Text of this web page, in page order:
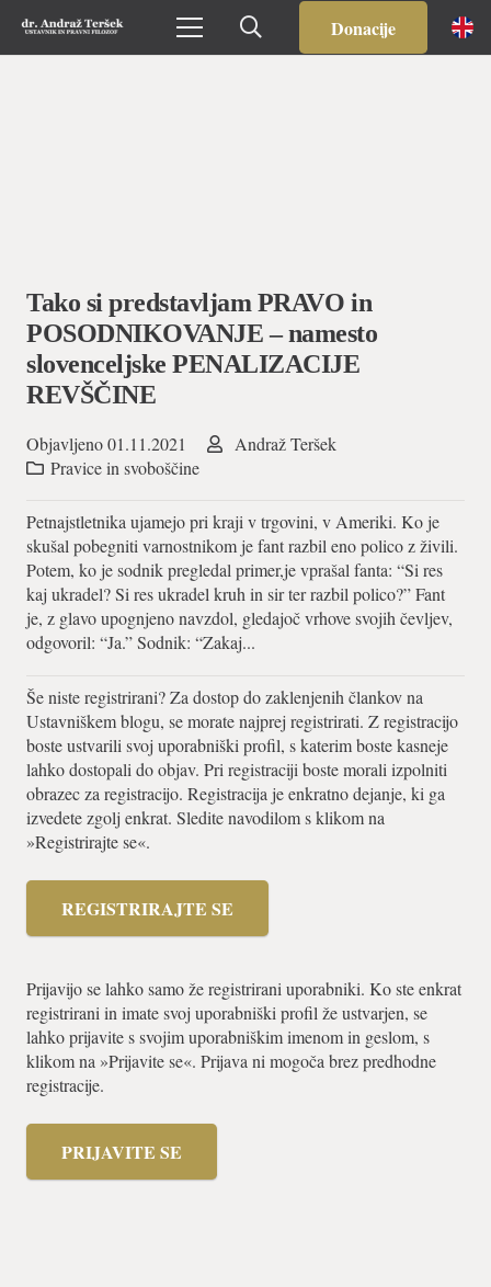
Donacije
Tako si predstavljam PRAVO in
POSODNIKOVANJE – namesto
slovenceljske PENALIZACIJE
REVŠČINE
Objavljeno01.11.2021
Andraž Teršek
Pravice in svoboščine
Petnajstletnika ujamejo pri kraji v trgovini, v Ameriki. Ko je
skušal pobegniti varnostnikom je fant razbil eno polico z živili.
Potem, ko je sodnik pregledal primer,je vprašal fanta: “Si res
kaj ukradel? Si res ukradel kruh in sir ter razbil polico?” Fant
je, z glavo upognjeno navzdol, gledajoč vrhove svojih čevljev,
odgovoril: “Ja.” Sodnik: “Zakaj...
Še niste registrirani? Za dostop do zaklenjenih člankov na
Ustavniškem blogu, se morate najprej registrirati. Z registracijo
boste ustvarili svoj uporabniški profil, s katerim boste kasneje
lahko dostopali do objav. Pri registraciji boste morali izpolniti
obrazec za registracijo. Registracija je enkratno dejanje, ki ga
izvedete zgolj enkrat. Sledite navodilom s klikom na
»Registrirajte se«.
REGISTRIRAJTE SE
Prijavijo se lahko samo že registrirani uporabniki. Ko ste enkrat
registrirani in imate svoj uporabniški profil že ustvarjen, se
lahko prijavite s svojim uporabniškim imenom in geslom, s
klikom na »Prijavite se«. Prijava ni mogoča brez predhodne
registracije.
PRIJAVITE SE